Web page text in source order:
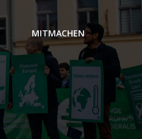
MITMACHEN